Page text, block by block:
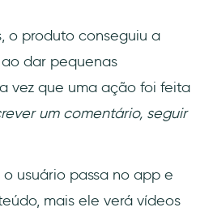
o produto conseguiu a
dar pequenas
vez que uma ação foi feita
um comentário, seguir
usuário passa no app e
mais ele verá vídeos